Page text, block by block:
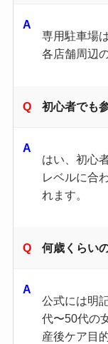
専用駐車場
各店舗周辺
初心者でも
はい、初心
レベルに合
れます。
何歳くらい
公式には明
代〜50代の
産後ケア目